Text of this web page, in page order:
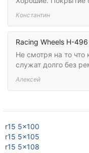
Константин
Racing Wheels H-496
Не смотря на то что
служат долго без
Алексей
r15 5x100
r15 5x105
r15 5x108